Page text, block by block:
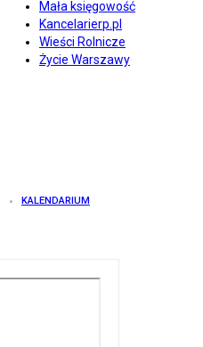
Mała księgowość
Kancelarierp.pl
Wieści Rolnicze
Życie Warszawy
KALENDARIUM